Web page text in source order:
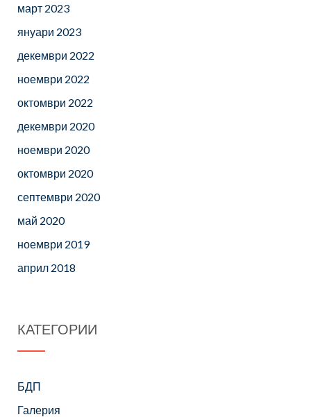
март 2023
януари 2023
декември 2022
ноември 2022
октомври 2022
декември 2020
ноември 2020
октомври 2020
септември 2020
май 2020
ноември 2019
април 2018
КАТЕГОРИИ
БДП
Галерия